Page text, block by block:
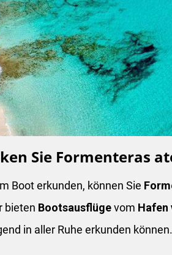
Sie Formenteras
Boot erkunden, können Sie
bieten Bootsausflügevom Hafen
in aller Ruhe erkunden